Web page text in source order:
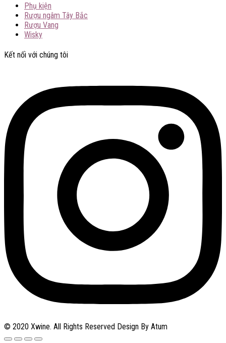
Phụ kiện
Rượu ngâm Tây Bắc
Rượu Vang
Wisky
Kết nối với chúng tôi
© 2020 Xwine. All Rights Reserved Design By Atum